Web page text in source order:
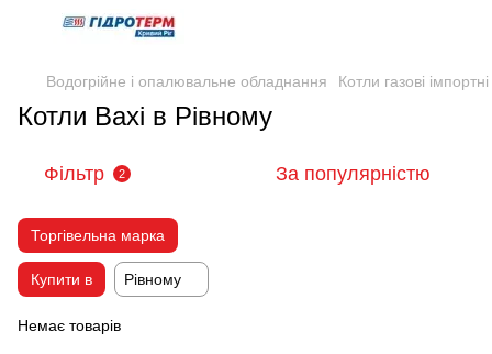
Водогрійне і опалювальне обладнання Котли газові імпортні
Котли Baxi в Рівному
Фільтр 2 За популярністю
Торгівельна марка
Купити в Рівному
Немає товарів